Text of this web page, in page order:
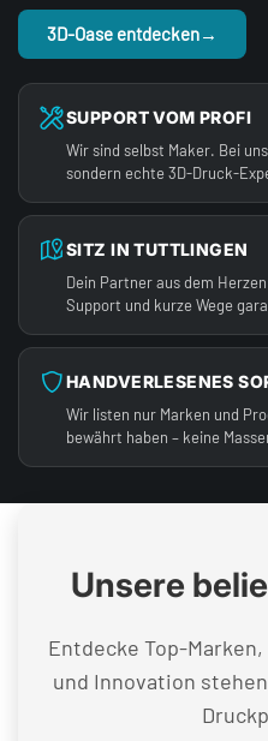
3D-Oase entdecken→
SUPPORT VOM PROFI
Wir sind selbst Maker. Bei
sondern echte 3D-Druck-
SITZ IN TUTTLINGEN
Dein Partner aus dem
Support und kurze Wege
HANDVERLESENES
Wir listen nur Marken und
bewährt haben – keine
Unsere
Entdecke Top-
und Innovation